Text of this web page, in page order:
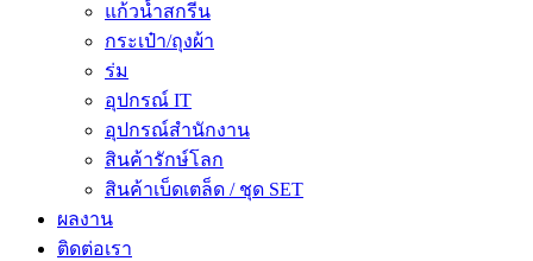
แก้วน้ำสกรีน
กระเป๋า/ถุงผ้า
ร่ม
อุปกรณ์ IT
อุปกรณ์สำนักงาน
สินค้ารักษ์โลก
สินค้าเบ็ดเตล็ด / ชุด SET
ผลงาน
ติดต่อเรา